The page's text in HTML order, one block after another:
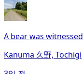
A bear was
Kanuma 久野, Tochigi